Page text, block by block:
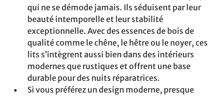
qui ne se démode jamais. Ils séduisent par leur
beauté intemporelle et leur stabilité
exceptionnelle. Avec des essences de bois de
qualité comme le chêne, le hêtre ou le noyer, ces
lits s’intègrent aussi bien dans des intérieurs
modernes que rustiques et offrent une base
durable pour des nuits réparatrices.
Si vous préférez un design moderne, presque